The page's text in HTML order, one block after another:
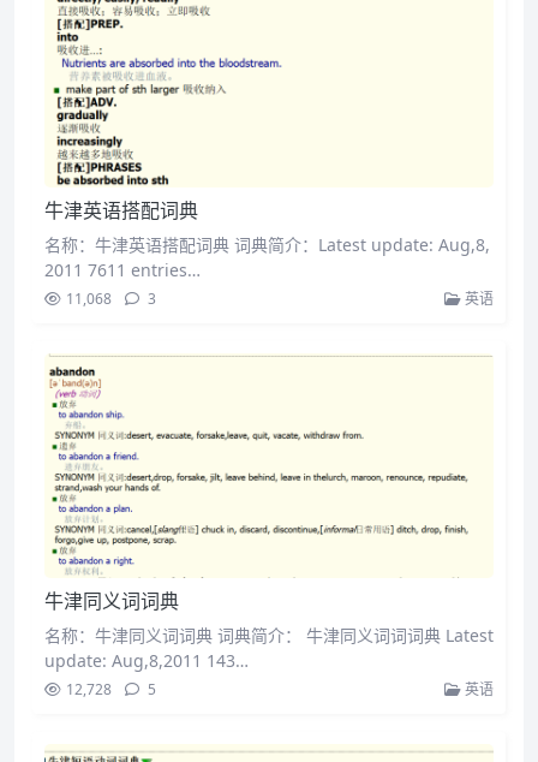
牛津英语搭配词典
名称：牛津英语搭配词典 词典简介：Latest update: Aug,8,
2011 7611 entries…
11,068 3 英语
牛津同义词词典
名称：牛津同义词词典 词典简介： 牛津同义词词词典 Latest
update: Aug,8,2011 143…
12,728 5 英语